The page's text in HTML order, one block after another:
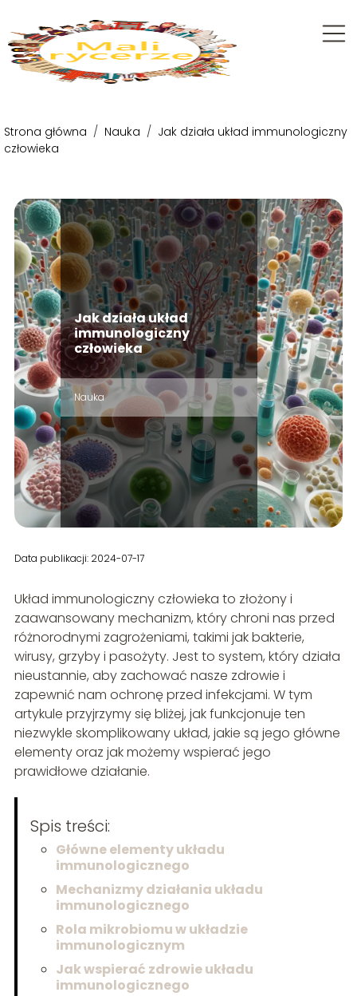
Strona główna / Nauka / Jak działa układ immunologiczny
człowieka
Jak działa układ
immunologiczny
człowieka
Nauka
Data publikacji: 2024-07-17
Układ immunologiczny człowieka to złożony i
zaawansowany mechanizm, który chroni nas przed
różnorodnymi zagrożeniami, takimi jak bakterie,
wirusy, grzyby i pasożyty. Jest to system, który działa
nieustannie, aby zachować nasze zdrowie i
zapewnić nam ochronę przed infekcjami. W tym
artykule przyjrzymy się bliżej, jak funkcjonuje ten
niezwykle skomplikowany układ, jakie są jego główne
elementy oraz jak możemy wspierać jego
prawidłowe działanie.
Spis treści:
Główne elementy układu
immunologicznego
Mechanizmy działania układu
immunologicznego
Rola mikrobiomu w układzie
immunologicznym
Jak wspierać zdrowie układu
immunologicznego